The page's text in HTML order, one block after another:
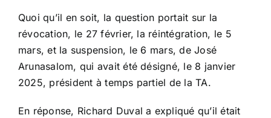
Quoi qu’il en soit, la question portait sur la
révocation, le 27 février, la réintégration, le 5
mars, et la suspension, le 6 mars, de José
Arunasalom, qui avait été désigné, le 8 janvier
2025, président à temps partiel de la TA.
En réponse, Richard Duval a expliqué qu’il était